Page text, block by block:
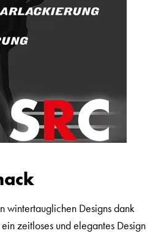
wintertauglichen Designs dank
zeitloses und elegantes Design